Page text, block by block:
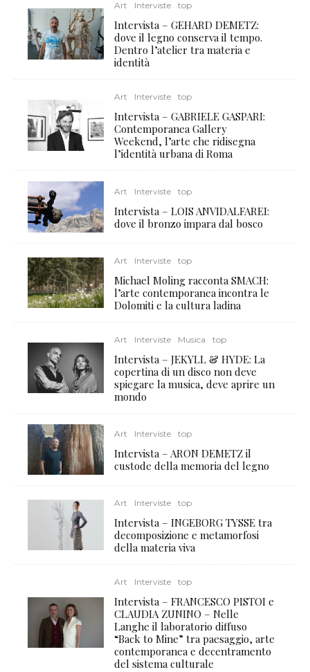
Art Interviste top
Intervista – GEHARD DEMETZ:
dove il legno conserva il tempo.
Dentro l’atelier tra materia e
identità
Art Interviste top
Intervista – GABRIELE GASPARI:
Contemporanea Gallery
Weekend, l’arte che ridisegna
l’identità urbana di Roma
Art Interviste top
Intervista – LOIS ANVIDALFAREI:
dove il bronzo impara dal bosco
Art Interviste top
Michael Moling racconta SMACH:
l’arte contemporanea incontra le
Dolomiti e la cultura ladina
Art Interviste Musica top
Intervista – JEKYLL & HYDE: La
copertina di un disco non deve
spiegare la musica, deve aprire un
mondo
Art Interviste top
Intervista – ARON DEMETZ il
custode della memoria del legno
Art Interviste top
Intervista – INGEBORG TYSSE tra
decomposizione e metamorfosi
della materia viva
Art Interviste top
Intervista – FRANCESCO PISTOI e
CLAUDIA ZUNINO – Nelle
Langhe il laboratorio diffuso
“Back to Mine” tra paesaggio, arte
contemporanea e decentramento
del sistema culturale